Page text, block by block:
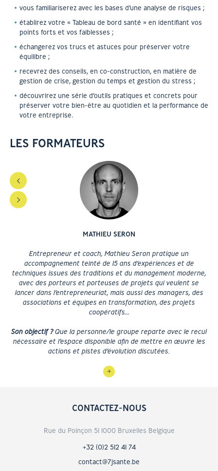
vous familiariserez avec les bases d’une analyse de risques ;
établirez votre « Tableau de bord santé » en identifiant vos
points forts et vos faiblesses ;
échangerez vos trucs et astuces pour préserver votre
équilibre ;
recevrez des conseils, en co-construction, en matière de
gestion de crise, gestion du temps et gestion du stress ;
découvrirez une série d’outils pratiques et concrets pour
préserver votre bien-être au quotidien et la performance de
votre entreprise.
LES FORMATEURS
MATHIEU SERON
Entrepreneur et coach, Mathieu Seron pratique un
accompagnement teinté de 15 ans d’expériences et de
techniques issues des traditions et du management moderne,
avec des porteurs et porteuses de projets qui veulent se
lancer dans l’entrepreneuriat, mais aussi des managers, des
associations et équipes en transformation, des projets
coopératifs…
Son objectif ?Que la personne/le groupe reparte avec le recul
nécessaire et l’espace disponible afin de mettre en œuvre les
actions et pistes d’évolution discutées.
CONTACTEZ-NOUS
Rue du Poinçon 51 1000 Bruxelles Belgique
+32 (0)2 512 41 74
contact@7jsante.be